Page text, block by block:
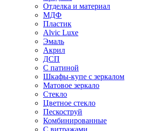
Отделка и материал
МДФ
Пластик
Alvic Luxe
Эмаль
Акрил
ДСП
С патиной
Шкафы-купе с зеркалом
Матовое зеркало
Стекло
Цветное стекло
Пескоструй
Комбинированные
С витражами